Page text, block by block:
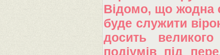
Відомо, що жодна
буде служити
досить
подіумів під